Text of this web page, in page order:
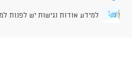
למידע אודות נגישות יש לפנות